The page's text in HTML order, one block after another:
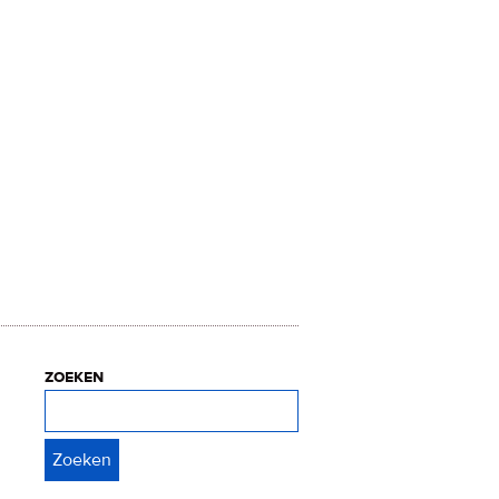
zoeken